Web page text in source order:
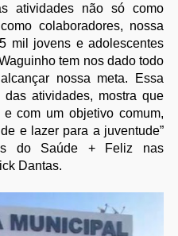
atividades não só como
colaboradores, nossa
mil jovens e adolescentes
tem nos dado todo
nossa meta. Essa
atividades, mostra que
com um objetivo comum,
e lazer para a juventude”
do Saúde + Feliz nas
Dantas.